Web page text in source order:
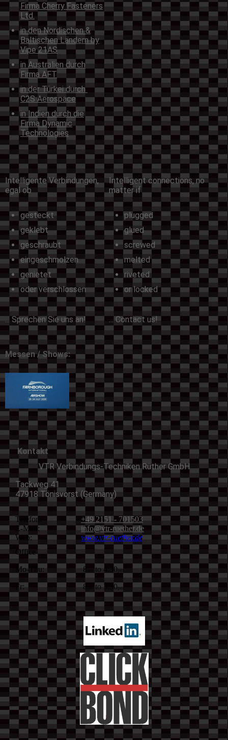
Firma Cherry Fasteners
Ltd.
in den Nordischen &
Baltischen Ländern by
Vipe 21AS
in Australien durch
Firma AFT
in der Türkei durch
C2S Aerospace
in Indien durch die
Firma Dynamic
Technologies
Intelligente Verbindungen,
egal ob
Intelligent connections, no
matter if
gesteckt
geklebt
geschraubt
eingeschmolzen
genietet
oder verschlossen
plugged
glued
screwed
melted
riveted
or locked
... Sprechen Sie uns an! ... Contact us!
Messen / Shows:
Kontakt
VTR Verbindungs-Techniken Rüther GmbH
Tackweg 41
47918 Tönisvorst (Germany)
Telefon:
E-Mail:
Web:
+49 2151 - 701503
info@vtr-ruether.de
www.vtr-ruether.de
Office
Mo-Thu:
Fr:
8 to 4:30pm
8 to 3:30pm